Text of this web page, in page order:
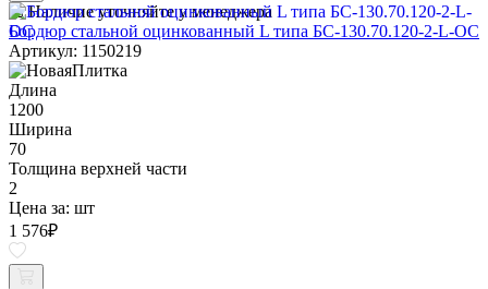
Наличие уточняйте у менеджера
Бордюр стальной оцинкованный L типа БС-130.70.120-2-L-ОС
Артикул: 1150219
Длина
1200
Ширина
70
Толщина верхней части
2
Цена за: шт
1 576₽